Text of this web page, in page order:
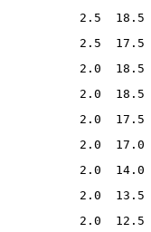
2.5
2.5
2.0
2.0
2.0
2.0
2.0
2.0
2.0